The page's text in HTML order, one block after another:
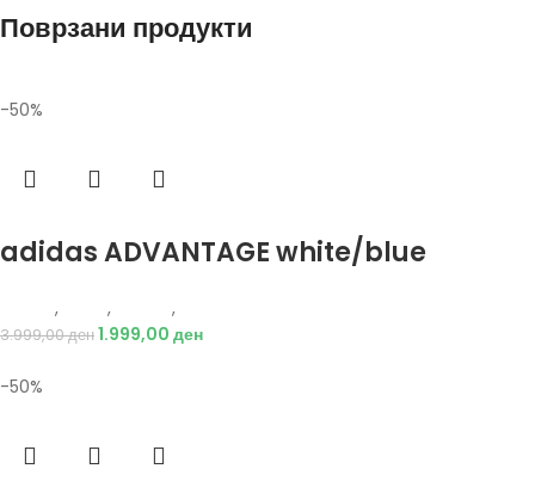
Поврзани продукти
-50%
adidas ADVANTAGE white/blue
, , ,
3.999,00ден1.999,00 ден
-50%